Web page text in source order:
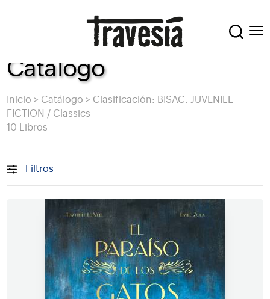
Catálogo
Inicio > Catálogo > Clasificación: BISAC. JUVENILE
FICTION / Classics
10 Libros
Filtros